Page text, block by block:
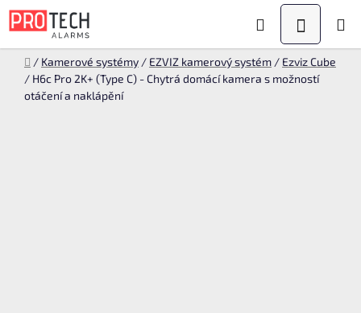
Přejít
na
Hledat
KOŠÍK
Domů
/ Kamerové systémy / EZVIZ kamerový systém / Ezviz Cube
/ H6c Pro 2K+ (Type C) - Chytrá domácí kamera s možností
otáčení a naklápění